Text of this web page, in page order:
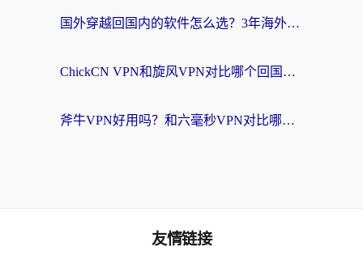
国外穿越回国内的软件怎么选？3年海外党亲测实用指南，告别地域限制
ChickCN VPN和旋风VPN对比哪个回国效果更好？海外党实测回国内网神器指南
斧牛VPN好用吗？和六毫秒VPN对比哪个回国效果更好？海外党亲测实用指南
友情链接